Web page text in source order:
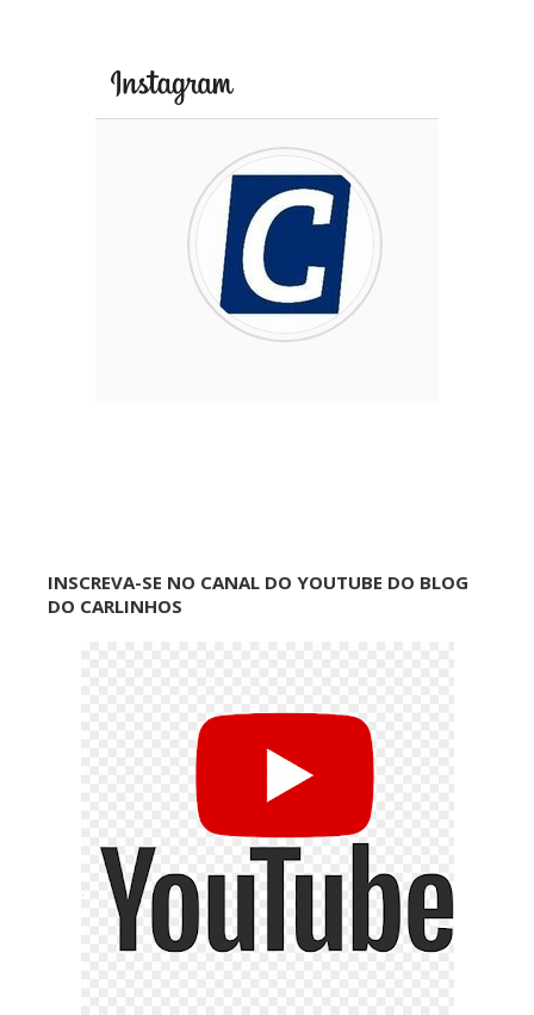
INSCREVA-SE NO CANAL DO YOUTUBE DO BLOG
DO CARLINHOS